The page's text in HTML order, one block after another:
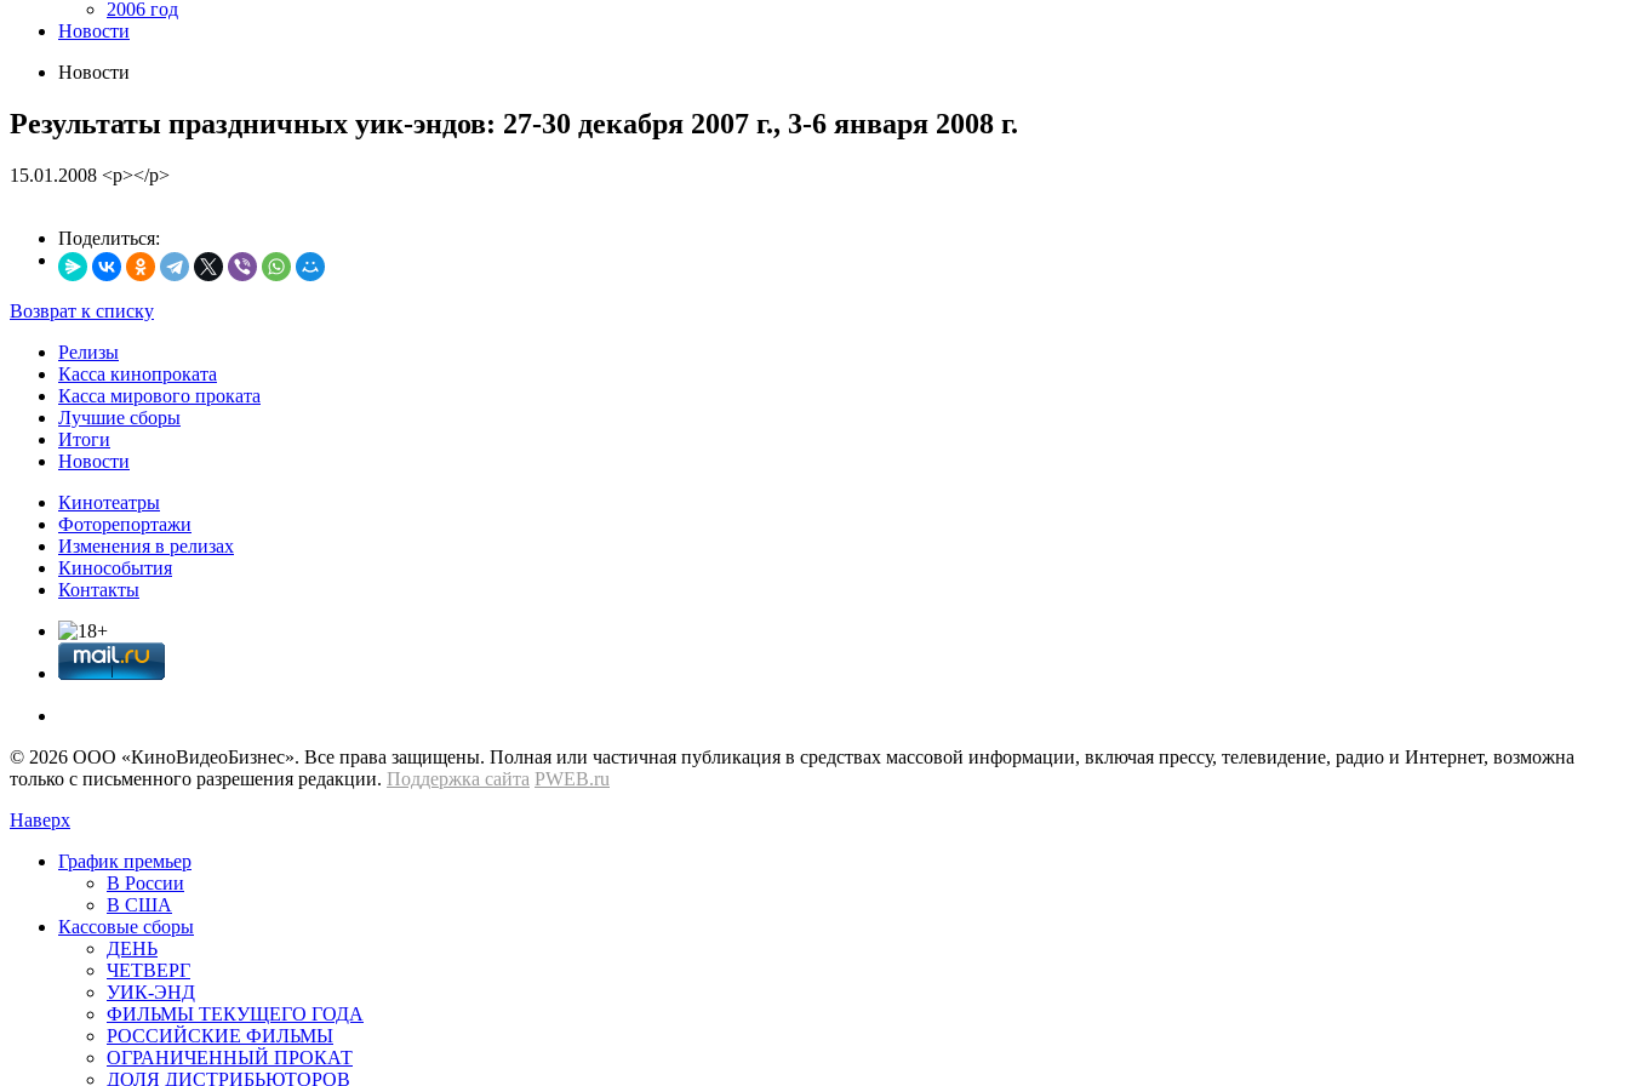
2006 год
Новости
Новости
Результаты праздничных уик-эндов: 27-30 декабря 2007 г., 3-6 января 2008 г.
15.01.2008 <p></p>
Поделиться:
Возврат к списку
Релизы
Касса кинопроката
Касса мирового проката
Лучшие сборы
Итоги
Новости
Кинотеатры
Фоторепортажи
Изменения в релизах
Кинособытия
Контакты
© 2026 OOО «КиноВидеоБизнес». Все права защищены. Полная или частичная публикация в средствах массовой информации, включая прессу, телевидение, радио и Интернет, возможна
только с письменного разрешения редакции. Поддержка сайта PWEB.ru
Наверх
График премьер
В России
В США
Кассовые сборы
ДЕНЬ
ЧЕТВЕРГ
УИК-ЭНД
ФИЛЬМЫ ТЕКУЩЕГО ГОДА
РОССИЙСКИЕ ФИЛЬМЫ
ОГРАНИЧЕННЫЙ ПРОКАТ
ДОЛЯ ДИСТРИБЬЮТОРОВ